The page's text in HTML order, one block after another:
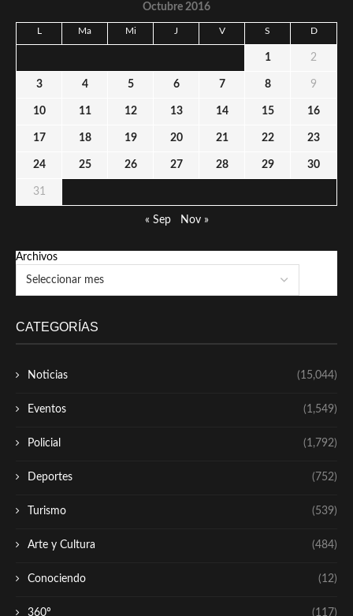
Octubre 2016
L Ma Mi J V S D
1 2
3 4 5 6 7 8 9
10 11 12 13 14 15 16
17 18 19 20 21 22 23
24 25 26 27 28 29 30
31
« Sep Nov »
Archivos
CATEGORÍAS
Noticias (15,044)
Eventos (1,549)
Policial (1,792)
Deportes (752)
Turismo (539)
Arte y Cultura (484)
Conociendo (12)
360º (117)